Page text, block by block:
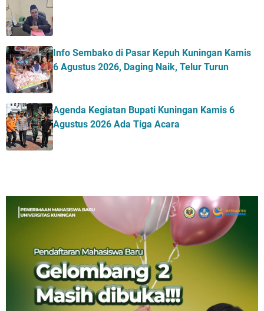
Info Sembako di Pasar Kepuh Kuningan Kamis
6 Agustus 2026, Daging Naik, Telur Turun
Agenda Kegiatan Bupati Kuningan Kamis 6
Agustus 2026 Ada Tiga Acara